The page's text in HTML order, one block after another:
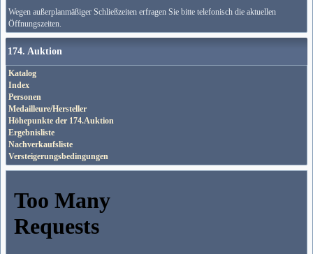
Wegen außerplanmäßiger Schließzeiten erfragen Sie bitte telefonisch die aktuellen
Öffnungszeiten.
174. Auktion
Katalog
Index
Personen
Medailleure/Hersteller
Höhepunkte der 174.Auktion
Ergebnisliste
Nachverkaufsliste
Versteigerungsbedingungen